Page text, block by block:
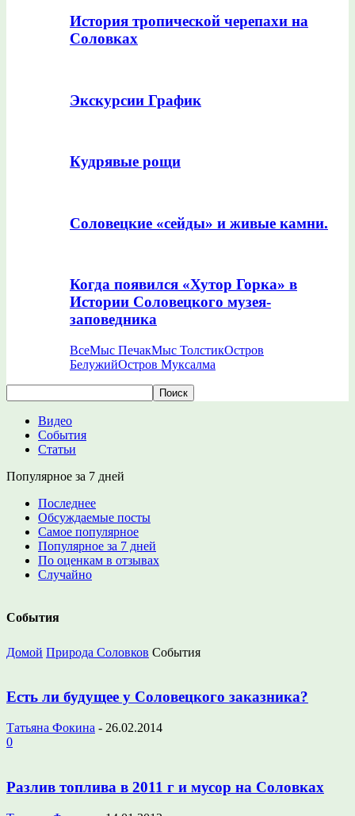
История тропической черепахи на
Соловках
Экскурсии График
Кудрявые рощи
Соловецкие «сейды» и живые камни.
Когда появился «Хутор Горка» в
Истории Соловецкого музея-
заповедника
ВсеМыс ПечакМыс ТолстикОстров
БелужийОстров Муксалма
Видео
События
Статьи
Популярное за 7 дней
Последнее
Обсуждаемые посты
Самое популярное
Популярное за 7 дней
По оценкам в отзывах
Случайно
События
Домой Природа Соловков События
Есть ли будущее у Соловецкого заказника?
Татьяна Фокина - 26.02.2014
0
Разлив топлива в 2011 г и мусор на Соловках